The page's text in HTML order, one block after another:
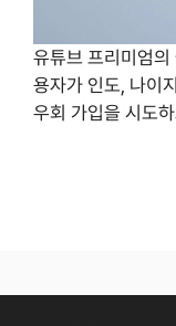
유튜브 프리미엄
용자가 인도, 나이
우회 가입을 시도